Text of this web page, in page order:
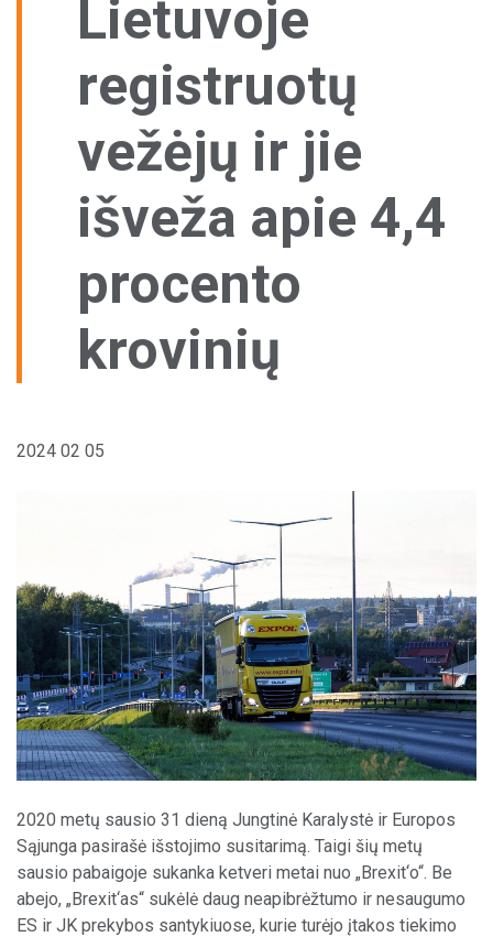
Sandėliavimo paslaugos
Vilkikų stovėjimo aikštelės
Kitos paslaugos
Pagal šalį
Aptarnavimo centrai
Lietuvoje
registruotų
vežėjų ir jie
išveža apie 4,4
procento
krovinių
2024 02 05
2020 metų sausio 31 dieną Jungtinė Karalystė ir Europos
Sąjunga pasirašė išstojimo susitarimą. Taigi šių metų
sausio pabaigoje sukanka ketveri metai nuo „Brexit‘o“. Be
abejo, „Brexit‘as“ sukėlė daug neapibrėžtumo ir nesaugumo
ES ir JK prekybos santykiuose, kurie turėjo įtakos tiekimo